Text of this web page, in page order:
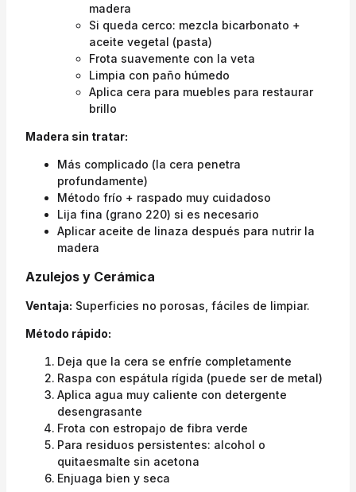
madera
Si queda cerco: mezcla bicarbonato +
aceite vegetal (pasta)
Frota suavemente con la veta
Limpia con paño húmedo
Aplica cera para muebles para restaurar
brillo
Madera sin tratar:
Más complicado (la cera penetra
profundamente)
Método frío + raspado muy cuidadoso
Lija fina (grano 220) si es necesario
Aplicar aceite de linaza después para nutrir la
madera
Azulejos y Cerámica
Ventaja: Superficies no porosas, fáciles de limpiar.
Método rápido:
Deja que la cera se enfríe completamente
Raspa con espátula rígida (puede ser de metal)
Aplica agua muy caliente con detergente
desengrasante
Frota con estropajo de fibra verde
Para residuos persistentes: alcohol o
quitaesmalte sin acetona
Enjuaga bien y seca